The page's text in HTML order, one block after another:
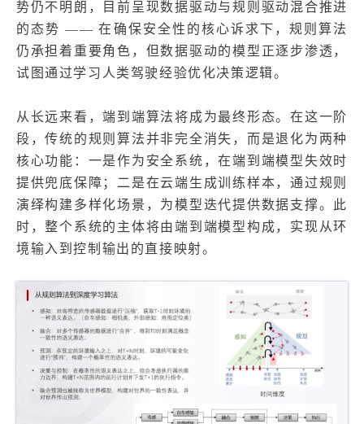
势仍不明朗，目前呈现数据驱动与规则驱动混合推进
的态势 —— 在确保安全性的核心诉求下，规则算法
仍承担着重要角色，但数据驱动的模型正逐步渗透，
试图通过学习人类驾驶经验优化决策逻辑。
从长远来看，端到端算法将成为最终形态。在这一阶
段，传统的规则算法并非完全消失，而是退化为两种
核心功能：一是作为安全系统，在端到端模型失效时
提供兜底保障；二是在云端生成训练样本，通过规则
演绎构建多样化场景，为模型迭代提供数据支撑。此
时，整个系统的主体将由端到端模型构成，实现从环
境输入到控制输出的直接映射。